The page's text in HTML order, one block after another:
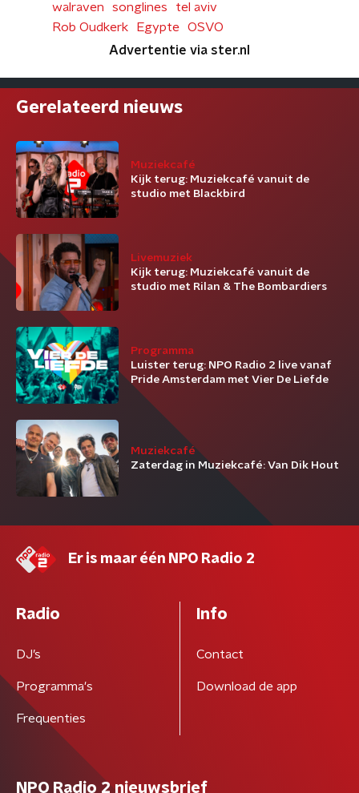
walraven
songlines
tel aviv
Rob Oudkerk
Egypte
OSVO
Advertentie via ster.nl
Gerelateerd nieuws
Muziekcafé
Kijk terug: Muziekcafé vanuit de
studio met Blackbird
Livemuziek
Kijk terug: Muziekcafé vanuit de
studio met Rilan & The Bombardiers
Programma
Luister terug: NPO Radio 2 live vanaf
Pride Amsterdam met Vier De Liefde
Muziekcafé
Zaterdag in Muziekcafé: Van Dik Hout
Er is maar één NPO Radio 2
Radio
DJ’s
Programma's
Frequenties
Info
Contact
Download de app
NPO Radio 2 nieuwsbrief